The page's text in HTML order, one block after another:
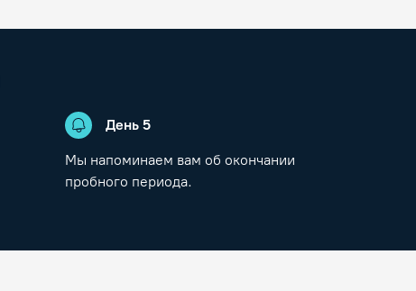
День 5
Мы напоминаем вам об окончании
пробного периода.